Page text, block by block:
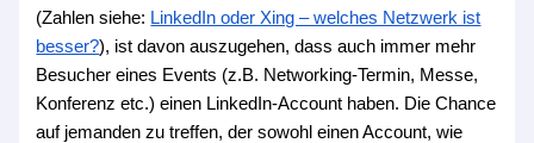
(Zahlen siehe: LinkedIn oder Xing – welches Netzwerk ist
besser?), ist davon auszugehen, dass auch immer mehr
Besucher eines Events (z.B. Networking-Termin, Messe,
Konferenz etc.) einen LinkedIn-Account haben. Die Chance
auf jemanden zu treffen, der sowohl einen Account, wie